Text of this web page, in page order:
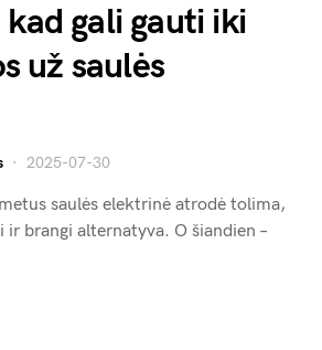
gali gauti iki
už saulės
2025-07-30
saulės elektrinė atrodė tolima,
brangi alternatyva. O šiandien –